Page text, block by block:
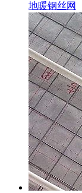
地暖钢丝网